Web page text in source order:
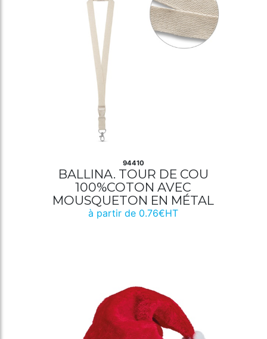
94410
BALLINA. TOUR DE COU
100%COTON AVEC
MOUSQUETON EN MÉTAL
à partir de 0.76€HT